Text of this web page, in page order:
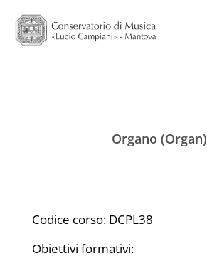
Organo (Organ)
Codice corso: DCPL38
Obiettivi formativi: